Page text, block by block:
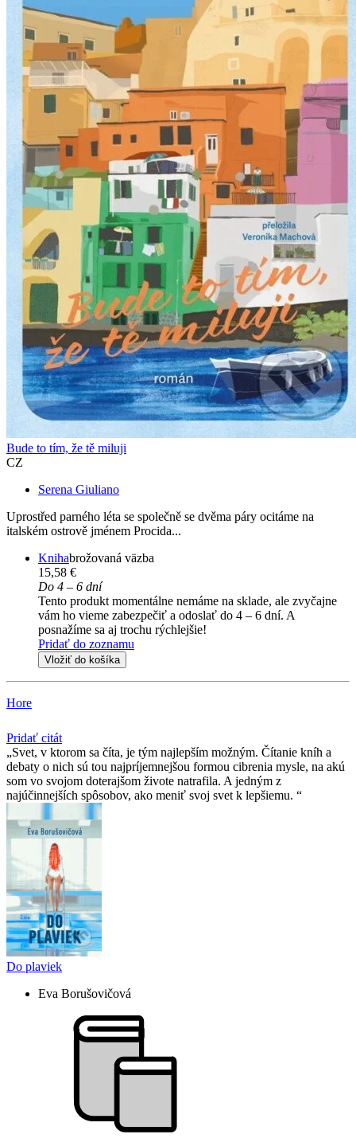
Bude to tím, že tě miluji
CZ
Serena Giuliano
Uprostřed parného léta se společně se dvěma páry ocitáme na
italském ostrově jménem Procida...
Knihabrožovaná väzba
15,58 €
Do 4 – 6 dní
Tento produkt momentálne nemáme na sklade, ale zvyčajne
vám ho vieme zabezpečiť a odoslať do 4 – 6 dní. A
posnažíme sa aj trochu rýchlejšie!
Pridať do zoznamu
Vložiť do košíka
Hore
Pridať citát
Svet, v ktorom sa číta, je tým najlepším možným. Čítanie kníh a
debaty o nich sú tou najpríjemnejšou formou cibrenia mysle, na akú
som vo svojom doterajšom živote natrafila. A jedným z
najúčinnejších spôsobov, ako meniť svoj svet k lepšiemu.
Do plaviek
Eva Borušovičová